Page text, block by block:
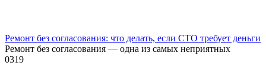
Ремонт без согласования: что делать, если СТО требует деньги
Ремонт без согласования — одна из самых неприятных
0319